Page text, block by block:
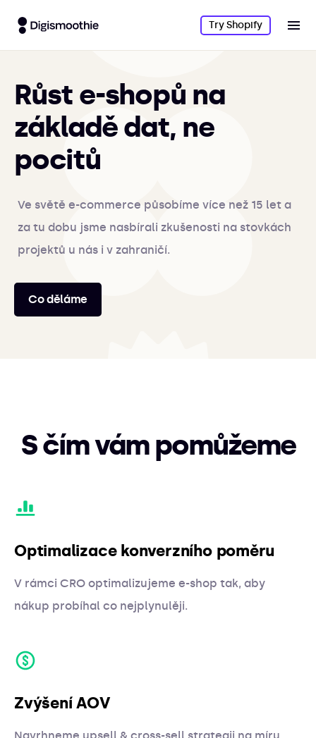
Try Shopify
Růst e-shopů na
základě dat, ne
pocitů
Ve světě e-commerce působíme více než 15 let a
za tu dobu jsme nasbírali zkušenosti na stovkách
projektů u nás i v zahraničí.
Co děláme
S čím vám pomůžeme
Optimalizace konverzního poměru
V rámci CRO optimalizujeme e-shop tak, aby
nákup probíhal co nejplynulěji.
Zvýšení AOV